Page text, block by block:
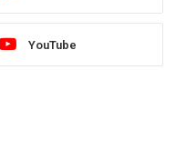
YouTube